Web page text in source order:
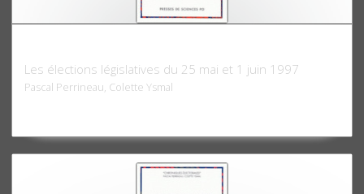
Les élections législatives du 25 mai et 1 juin 1997
Pascal Perrineau, Colette Ysmal